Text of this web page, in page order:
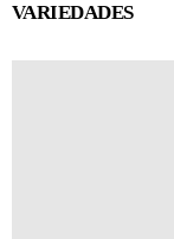
VARIEDADES